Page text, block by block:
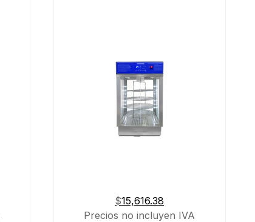
$15,616.38
Precios no incluyen IVA